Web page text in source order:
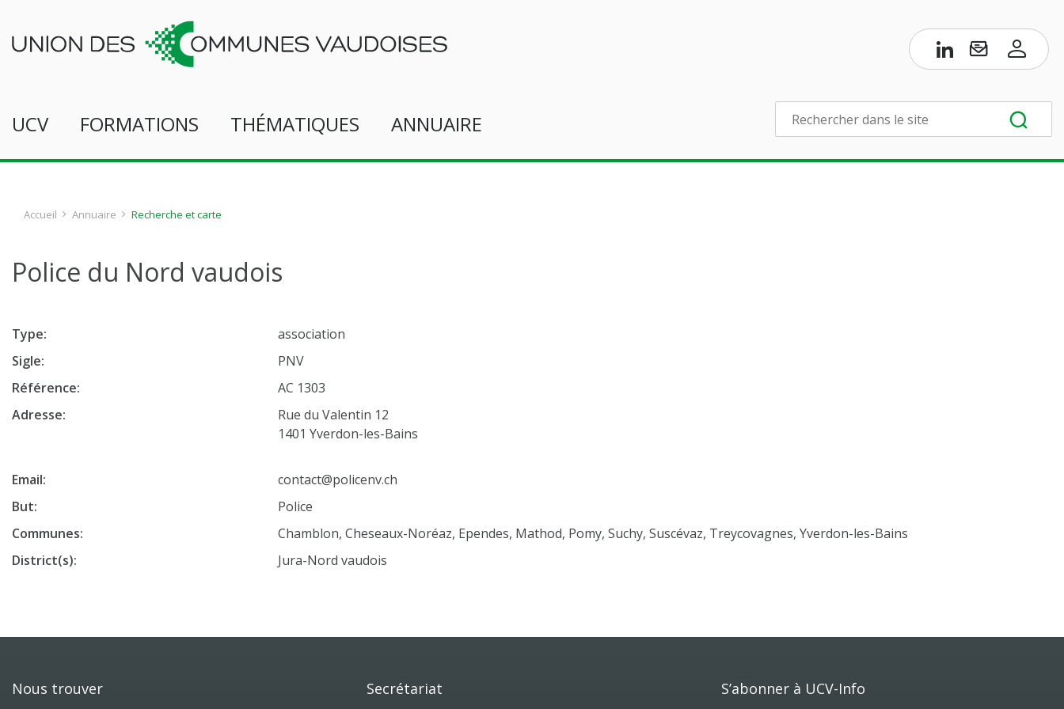
UCV FORMATIONS THÉMATIQUES ANNUAIRE
Accueil Annuaire Recherche et carte
Police du Nord vaudois
Type:
association
Sigle:
PNV
Référence:
AC 1303
Adresse:
Rue du Valentin 12
1401 Yverdon-les-Bains
Email:
contact@policenv.ch
But:
Police
Communes:
Chamblon, Cheseaux-Noréaz, Ependes, Mathod, Pomy, Suchy, Suscévaz, Treycovagnes, Yverdon-les-Bains
District(s):
Jura-Nord vaudois
Nous trouver Secrétariat S’abonner à UCV-Info